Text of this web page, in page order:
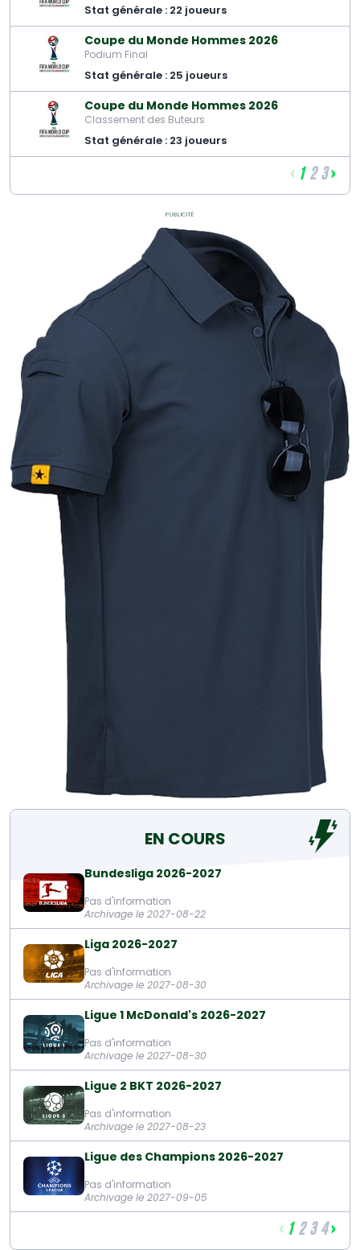
Stat générale : 22 joueurs
Coupe du Monde Hommes 2026
Podium Final
Stat générale : 25 joueurs
Coupe du Monde Hommes 2026
Classement des Buteurs
Stat générale : 23 joueurs
‹ 1 2 3 ›
Publicité
EN COURS
Bundesliga 2026-2027
Pas d'information
Archivage le 2027-08-22
Liga 2026-2027
Pas d'information
Archivage le 2027-08-30
Ligue 1 McDonald's 2026-2027
Pas d'information
Archivage le 2027-08-30
Ligue 2 BKT 2026-2027
Pas d'information
Archivage le 2027-08-23
Ligue des Champions 2026-2027
Pas d'information
Archivage le 2027-09-05
‹ 1 2 3 4 ›